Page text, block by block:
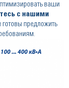
ваши
с нашими
предложить